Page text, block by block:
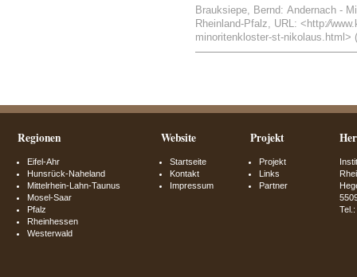
Brauksiepe, Bernd: Andernach -
Rheinland-Pfalz, URL:
minoritenkloster-st-nikolaus.html>
Regionen
Eifel-Ahr
Hunsrück-Naheland
Mittelrhein-Lahn-Taunus
Mosel-Saar
Pfalz
Rheinhessen
Westerwald
Website
Startseite
Kontakt
Impressum
Projekt
Projekt
Links
Partner